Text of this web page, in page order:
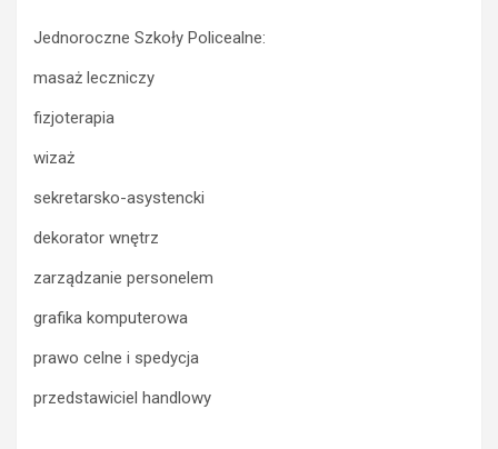
Jednoroczne Szkoły Policealne:
masaż leczniczy
fizjoterapia
wizaż
sekretarsko-asystencki
dekorator wnętrz
zarządzanie personelem
grafika komputerowa
prawo celne i spedycja
przedstawiciel handlowy